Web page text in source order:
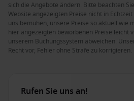
sich die Angebote ändern. Bitte beachten
Website angezeigten Preise nicht in
uns bemühen, unsere Preise so aktuell wie
hier angezeigten beworbenen Preise leicht
unserem Buchungssystem abweichen.
Recht vor, Fehler ohne Strafe zu korrigieren.
Rufen Sie uns an!